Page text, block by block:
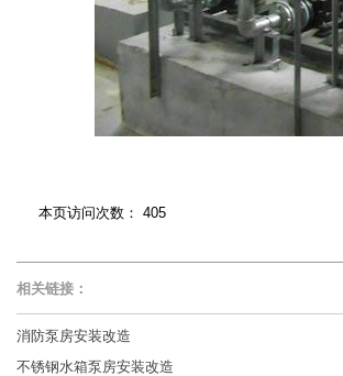
本页访问次数： 405
相关链接：
消防泵房安装改造
不锈钢水箱泵房安装改造